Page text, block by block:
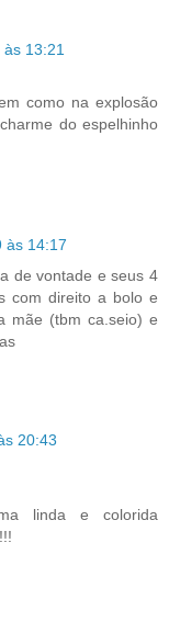
13:21
como na explosão
do espelhinho
às 14:17
de vontade e seus 4
com direito a bolo e
mãe (tbm ca.seio) e
20:43
linda e colorida